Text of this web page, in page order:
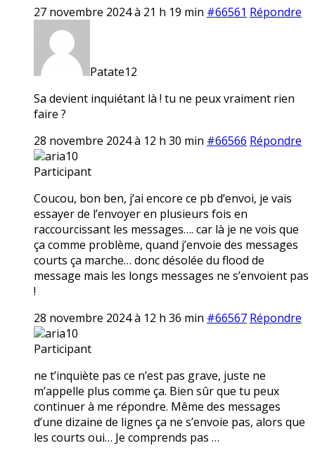
27 novembre 2024 à 21 h 19 min #66561 Répondre
Patate12
Sa devient inquiétant là ! tu ne peux vraiment rien
faire ?
28 novembre 2024 à 12 h 30 min #66566 Répondre
aria10
Participant
Coucou, bon ben, j’ai encore ce pb d’envoi, je vais
essayer de l’envoyer en plusieurs fois en
raccourcissant les messages…. car là je ne vois que
ça comme problème, quand j’envoie des messages
courts ça marche… donc désolée du flood de
message mais les longs messages ne s’envoient pas
!
28 novembre 2024 à 12 h 36 min #66567 Répondre
aria10
Participant
ne t’inquiète pas ce n’est pas grave, juste ne
m’appelle plus comme ça. Bien sûr que tu peux
continuer à me répondre. Même des messages
d’une dizaine de lignes ça ne s’envoie pas, alors que
les courts oui… Je comprends pas …